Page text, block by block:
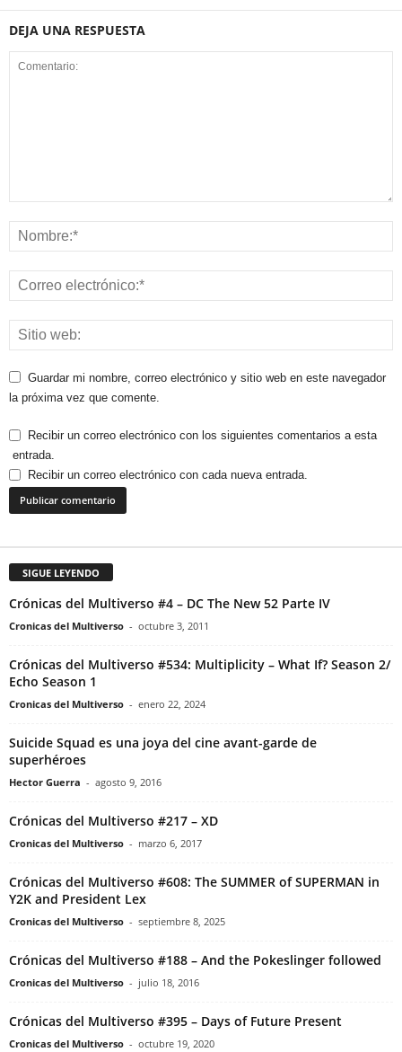
DEJA UNA RESPUESTA
Guardar mi nombre, correo electrónico y sitio web en este navegador
la próxima vez que comente.
Recibir un correo electrónico con los siguientes comentarios a esta
entrada.
Recibir un correo electrónico con cada nueva entrada.
SIGUE LEYENDO
Crónicas del Multiverso #4 – DC The New 52 Parte IV
Cronicas del Multiverso - octubre 3, 2011
Crónicas del Multiverso #534: Multiplicity – What If? Season 2/
Echo Season 1
Cronicas del Multiverso - enero 22, 2024
Suicide Squad es una joya del cine avant-garde de
superhéroes
Hector Guerra - agosto 9, 2016
Crónicas del Multiverso #217 – XD
Cronicas del Multiverso - marzo 6, 2017
Crónicas del Multiverso #608: The SUMMER of SUPERMAN in
Y2K and President Lex
Cronicas del Multiverso - septiembre 8, 2025
Crónicas del Multiverso #188 – And the Pokeslinger followed
Cronicas del Multiverso - julio 18, 2016
Crónicas del Multiverso #395 – Days of Future Present
Cronicas del Multiverso - octubre 19, 2020